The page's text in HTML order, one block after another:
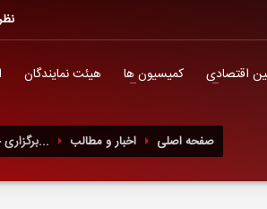
اقتصادی کمیسیون ها هیئت نمایندگان
برگزاری جشنواره ملی مهارت در ا... اخبار و مطالب صفحه اصلی